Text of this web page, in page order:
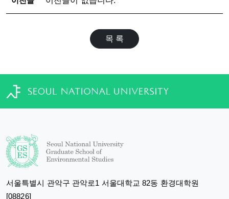
목 록
서울특별시 관악구 관악로1 서울대학교 82동 환경대학원
[08826]